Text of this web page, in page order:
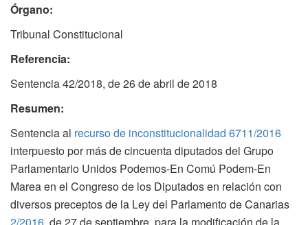
Órgano:
Tribunal Constitucional
Referencia:
Sentencia 42/2018, de 26 de abril de 2018
Resumen:
Sentencia al recurso de inconstitucionalidad 6711/2016
interpuesto por más de cincuenta diputados del Grupo
Parlamentario Unidos Podemos-En Comú Podem-En
Marea en el Congreso de los Diputados en relación con
diversos preceptos de la Ley del Parlamento de Canarias
2/2016 , de 27 de septiembre, para la modificación de la